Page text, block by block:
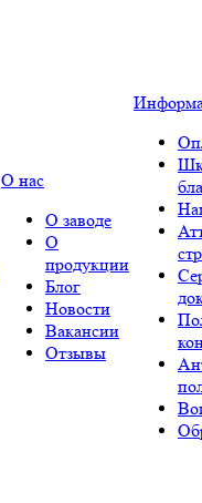
О нас
О заводе
О
продукции
Блог
Новости
Вакансии
Отзывы